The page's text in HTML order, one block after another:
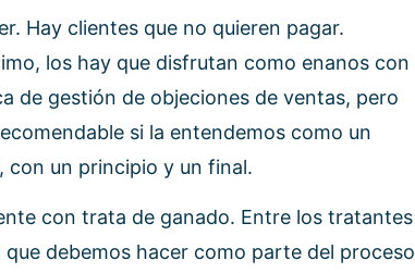
Hay clientes que no quieren pagar.
los hay que disfrutan como enanos con
de gestión de objeciones de ventas, pero
si la entendemos como un
con un principio y un final.
con trata de ganado. Entre los tratantes
debemos hacer como parte del proceso